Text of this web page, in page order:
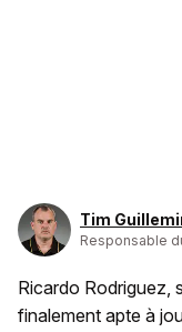
Tim
Responsable
Ricardo Rodriguez,
finalement apte à